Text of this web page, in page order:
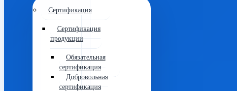
Сертификация
Сертификация
продукции
Обязательная
сертификация
Добровольная
сертификация